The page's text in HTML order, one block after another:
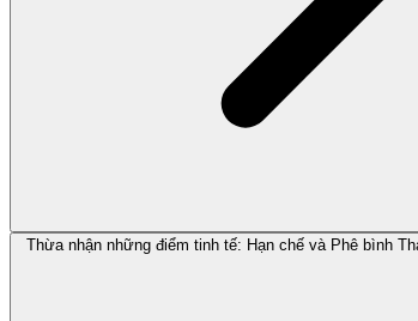
Thừa nhận những điểm tinh tế: Hạn chế và Phê bình